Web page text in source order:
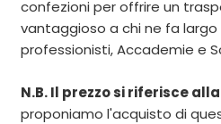
confezioni per offrire un
vantaggioso a chi ne fa
professionisti, Accademie e
N.B. Il prezzo si riferisce
proponiamo l'acquisto di